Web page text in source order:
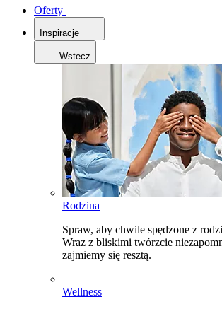
Oferty
Inspiracje
Wstecz
Rodzina
Spraw, aby chwile spędzone z
Wraz z bliskimi twórzcie
zajmiemy się resztą.
Wellness